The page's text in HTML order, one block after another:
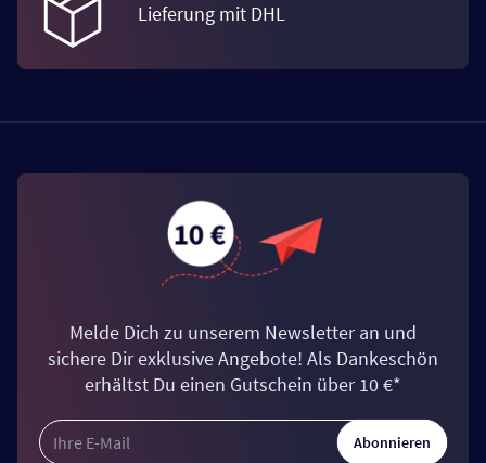
Lieferung mit DHL
Melde Dich zu unserem Newsletter an und
sichere Dir exklusive Angebote! Als Dankeschön
erhältst Du einen Gutschein über 10 €*
Abonnieren